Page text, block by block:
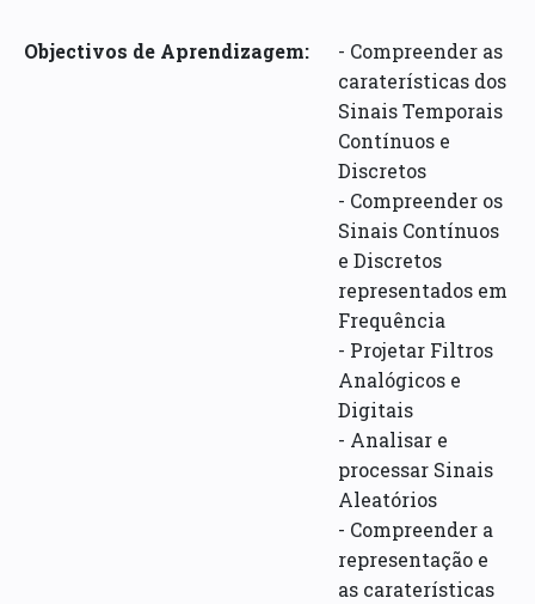
Objectivos de Aprendizagem:
- Compreender as
caraterísticas dos
Sinais Temporais
Contínuos e
Discretos
- Compreender os
Sinais Contínuos
e Discretos
representados em
Frequência
- Projetar Filtros
Analógicos e
Digitais
- Analisar e
processar Sinais
Aleatórios
- Compreender a
representação e
as caraterísticas